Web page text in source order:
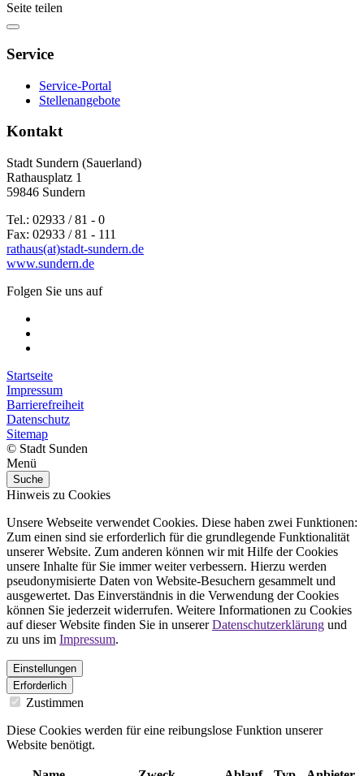
Seite teilen
Service
Service-Portal
Stellenangebote
Kontakt
Stadt Sundern (Sauerland)
Rathausplatz 1
59846 Sundern
Tel.: 02933 / 81 - 0
Fax: 02933 / 81 - 111
rathaus(at)stadt-sundern.de
www.sundern.de
Folgen Sie uns auf
Startseite
Impressum
Barrierefreiheit
Datenschutz
Sitemap
© Stadt Sunden
Menü
Suche
Hinweis zu Cookies
Unsere Webseite verwendet Cookies. Diese haben zwei Funktionen:
Zum einen sind sie erforderlich für die grundlegende Funktionalität
unserer Website. Zum anderen können wir mit Hilfe der Cookies
unsere Inhalte für Sie immer weiter verbessern. Hierzu werden
pseudonymisierte Daten von Website-Besuchern gesammelt und
ausgewertet. Das Einverständnis in die Verwendung der Cookies
können Sie jederzeit widerrufen. Weitere Informationen zu Cookies
auf dieser Website finden Sie in unsererDatenschutzerklärung und
zu uns im Impressum.
Einstellungen
Erforderlich
Zustimmen
Diese Cookies werden für eine reibungslose Funktion unserer
Website benötigt.